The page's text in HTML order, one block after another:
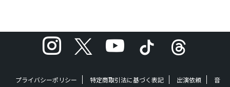
プライバシーポリシー 特定商取引法に基づく表記 出演依頼
音